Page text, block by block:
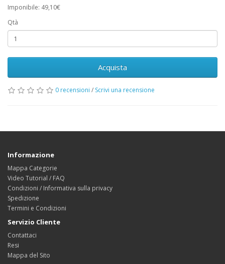
Imponibile: 49,10€
Qtà
Acquista
0 recensioni / Scrivi una recensione
Informazione
Mappa Categorie
Video Tutorial / FAQ
Condizioni / Informativa sulla privacy
Spedizione
Termini e Condizioni
Servizio Cliente
Contattaci
Resi
Mappa del Sito